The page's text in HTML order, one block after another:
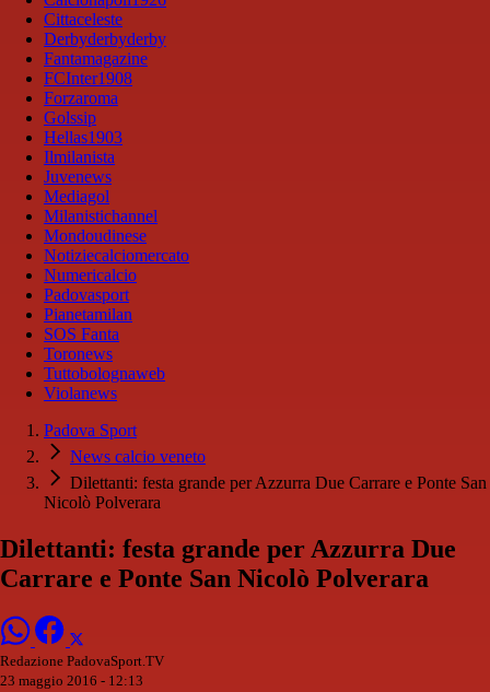
Cittaceleste
Derbyderbyderby
Fantamagazine
FCInter1908
Forzaroma
Golssip
Hellas1903
Ilmilanista
Juvenews
Mediagol
Milanistichannel
Mondoudinese
Notiziecalciomercato
Numericalcio
Padovasport
Pianetamilan
SOS Fanta
Toronews
Tuttobolognaweb
Violanews
Padova Sport
News calcio veneto
Dilettanti: festa grande per Azzurra Due Carrare e Ponte San
Nicolò Polverara
Dilettanti: festa grande per Azzurra Due
Carrare e Ponte San Nicolò Polverara
Redazione PadovaSport.TV
23 maggio 2016 - 12:13